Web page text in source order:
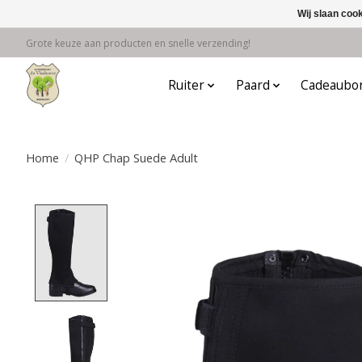
Grote keuze aan producten en snelle verzending!
Ruiter Paard
Home / QHP Chap Suede Adult
Wij slaan